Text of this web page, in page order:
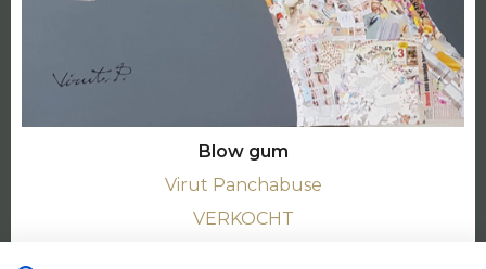
Blow gum
Virut Panchabuse
VERKOCHT